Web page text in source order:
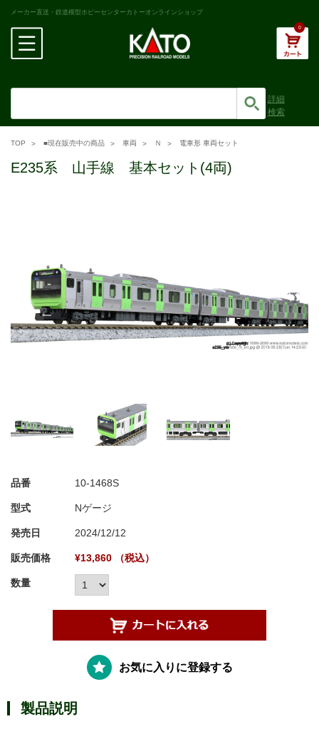
メーカー直送・鉄道模型ホビーセンターカトーオンラインショップ
0
詳細
検索
TOP ■現在販売中の商品 車両 Ｎ 電車形 車両セット
E235系 山手線 基本セット(4両)
品番 10-1468S
型式 Nゲージ
発売日 2024/12/12
販売価格 ¥13,860 （税込）
数量
お気に入りに登録する
製品説明